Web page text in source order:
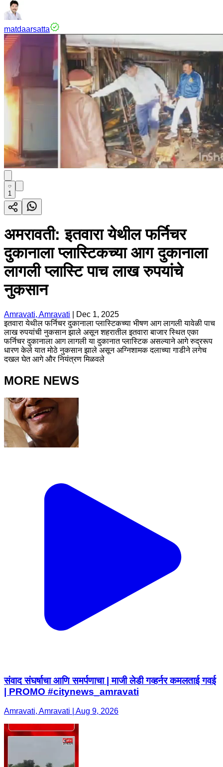
matdaarsatta
1
अमरावती: इतवारा येथील फर्निचर
दुकानाला प्लास्टिकच्या आग दुकानाला
लागली प्लास्टि पाच लाख रुपयांचे
नुकसान
Amravati, Amravati
Dec 1, 2025
इतवारा येथील फर्निचर दुकानाला प्लास्टिकच्या भीषण आग लागली यावेळी पाच
लाख रुपयांची नुकसान झाले असून शहरातील इतवारा बाजार स्थित एका
फर्निचर दुकानाला आग लागली या दुकानात प्लास्टिक असल्याने आगे रुद्ररूप
धारण केले यात मोठे नुकसान झाले असून अग्निशामक दलाच्या गाडीने लगेच
दखल घेत आगे और नियंत्रण मिळवले
MORE NEWS
संवाद संघर्षाचा आणि समर्पणाचा | माजी लेडी गव्हर्नर कमलताई गवई
| PROMO #citynews_amravati
Amravati, Amravati | Aug 9, 2026